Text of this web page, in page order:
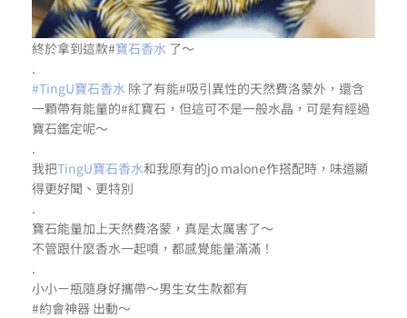
終於拿到這款#寶石香水 了～
.
#TingU寶石香水 除了有能#吸引異性的天然費洛蒙外，還含
一顆帶有能量的#紅寶石，但這可不是一般水晶，可是有經過
寶石鑑定呢～
.
我把TingU寶石香水和我原有的jo malone作搭配時，味道顯
得更好聞、更特別
.
寶石能量加上天然費洛蒙，真是太厲害了～
不管跟什麼香水一起噴，都感覺能量滿滿！
.
小小ㄧ瓶隨身好攜帶～男生女生款都有
#約會神器 出動～